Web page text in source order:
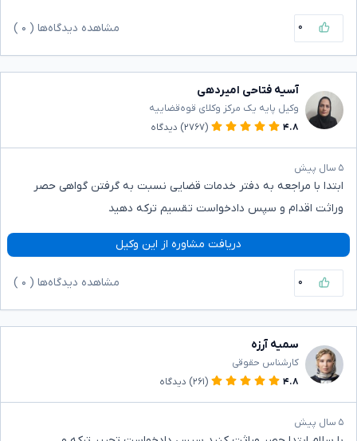
۰ مشاهده دیدگاه‌ها ( ۰
آسیه فتاحی امیردهی
وکیل پایه یک مرکز وکلای قوه‌قضاییه
۴.۸
(۲۷۶۷) دیدگاه
۵ سال پیش
ابتدا با مراجعه به دفتر خدمات قضایی نسبت به گرفتن گواهی حصر
وراثت اقدام و سپس دادخواست تقسیم ترکه دهید
دریافت مشاوره از این وکیل
۰ مشاهده دیدگاه‌ها ( ۰
سمیه آرزه
کارشناس حقوقی
۴.۸
(۲۶۱) دیدگاه
۵ سال پیش